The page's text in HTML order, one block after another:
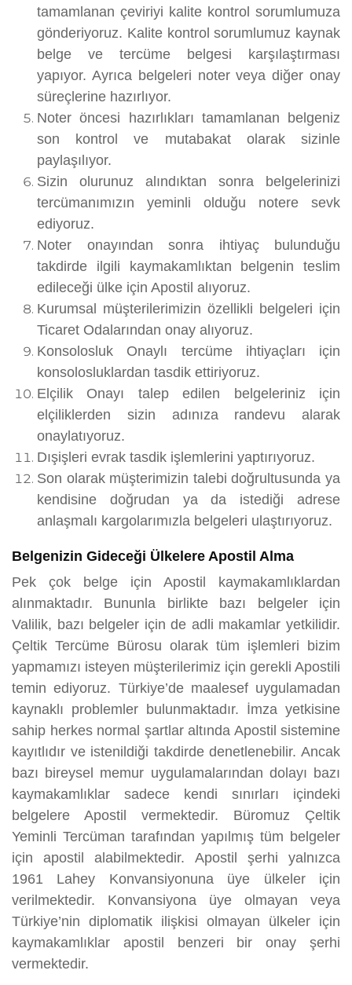
tamamlanan çeviriyi kalite kontrol sorumlumuza
gönderiyoruz. Kalite kontrol sorumlumuz kaynak
belge ve tercüme belgesi karşılaştırması
yapıyor. Ayrıca belgeleri noter veya diğer onay
süreçlerine hazırlıyor.
Noter öncesi hazırlıkları tamamlanan belgeniz
son kontrol ve mutabakat olarak sizinle
paylaşılıyor.
Sizin olurunuz alındıktan sonra belgelerinizi
tercümanımızın yeminli olduğu notere sevk
ediyoruz.
Noter onayından sonra ihtiyaç bulunduğu
takdirde ilgili kaymakamlıktan belgenin teslim
edileceği ülke için Apostil alıyoruz.
Kurumsal müşterilerimizin özellikli belgeleri için
Ticaret Odalarından onay alıyoruz.
Konsolosluk Onaylı tercüme ihtiyaçları için
konsolosluklardan tasdik ettiriyoruz.
Elçilik Onayı talep edilen belgeleriniz için
elçiliklerden sizin adınıza randevu alarak
onaylatıyoruz.
Dışişleri evrak tasdik işlemlerini yaptırıyoruz.
Son olarak müşterimizin talebi doğrultusunda ya
kendisine doğrudan ya da istediği adrese
anlaşmalı kargolarımızla belgeleri ulaştırıyoruz.
Belgenizin Gideceği Ülkelere Apostil Alma
Pek çok belge için Apostil kaymakamlıklardan
alınmaktadır. Bununla birlikte bazı belgeler için
Valilik, bazı belgeler için de adli makamlar yetkilidir.
Çeltik Tercüme Bürosu olarak tüm işlemleri bizim
yapmamızı isteyen müşterilerimiz için gerekli Apostili
temin ediyoruz. Türkiye’de maalesef uygulamadan
kaynaklı problemler bulunmaktadır. İmza yetkisine
sahip herkes normal şartlar altında Apostil sistemine
kayıtlıdır ve istenildiği takdirde denetlenebilir. Ancak
bazı bireysel memur uygulamalarından dolayı bazı
kaymakamlıklar sadece kendi sınırları içindeki
belgelere Apostil vermektedir. Büromuz Çeltik
Yeminli Tercüman tarafından yapılmış tüm belgeler
için apostil alabilmektedir. Apostil şerhi yalnızca
1961 Lahey Konvansiyonuna üye ülkeler için
verilmektedir. Konvansiyona üye olmayan veya
Türkiye’nin diplomatik ilişkisi olmayan ülkeler için
kaymakamlıklar apostil benzeri bir onay şerhi
vermektedir.